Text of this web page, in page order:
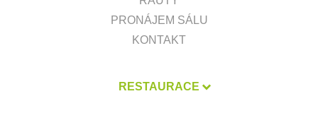
PRONÁJEM SÁLU
KONTAKT
RESTAURACE